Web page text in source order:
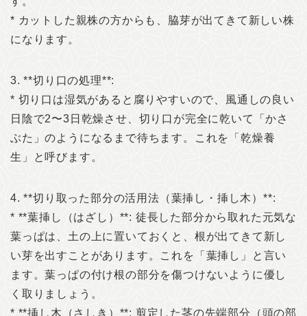
* カットした親株の方からも、脇芽が出てきて新しい株
になります。
3. **切り口の処理**:
* 切り口は湿気があると腐りやすいので、風通しの良い
日陰で2〜3日乾燥させ、切り口が完全に乾いて「かさ
ぶた」のようになるまで待ちます。これを「乾燥養
生」と呼びます。
4. **切り取った部分の活用法（葉挿し・挿し木）**:
* **葉挿し（はざし）**: 徒長した部分から取れた元気な
葉っぱは、土の上に置いておくと、根が出てきて新し
い芽を出すことがあります。これを「葉挿し」と言い
ます。葉っぱの付け根の部分を傷つけないように優し
く取りましょう。
* **挿し木（さしき）**: 剪定した茎の先端部分（頭の部